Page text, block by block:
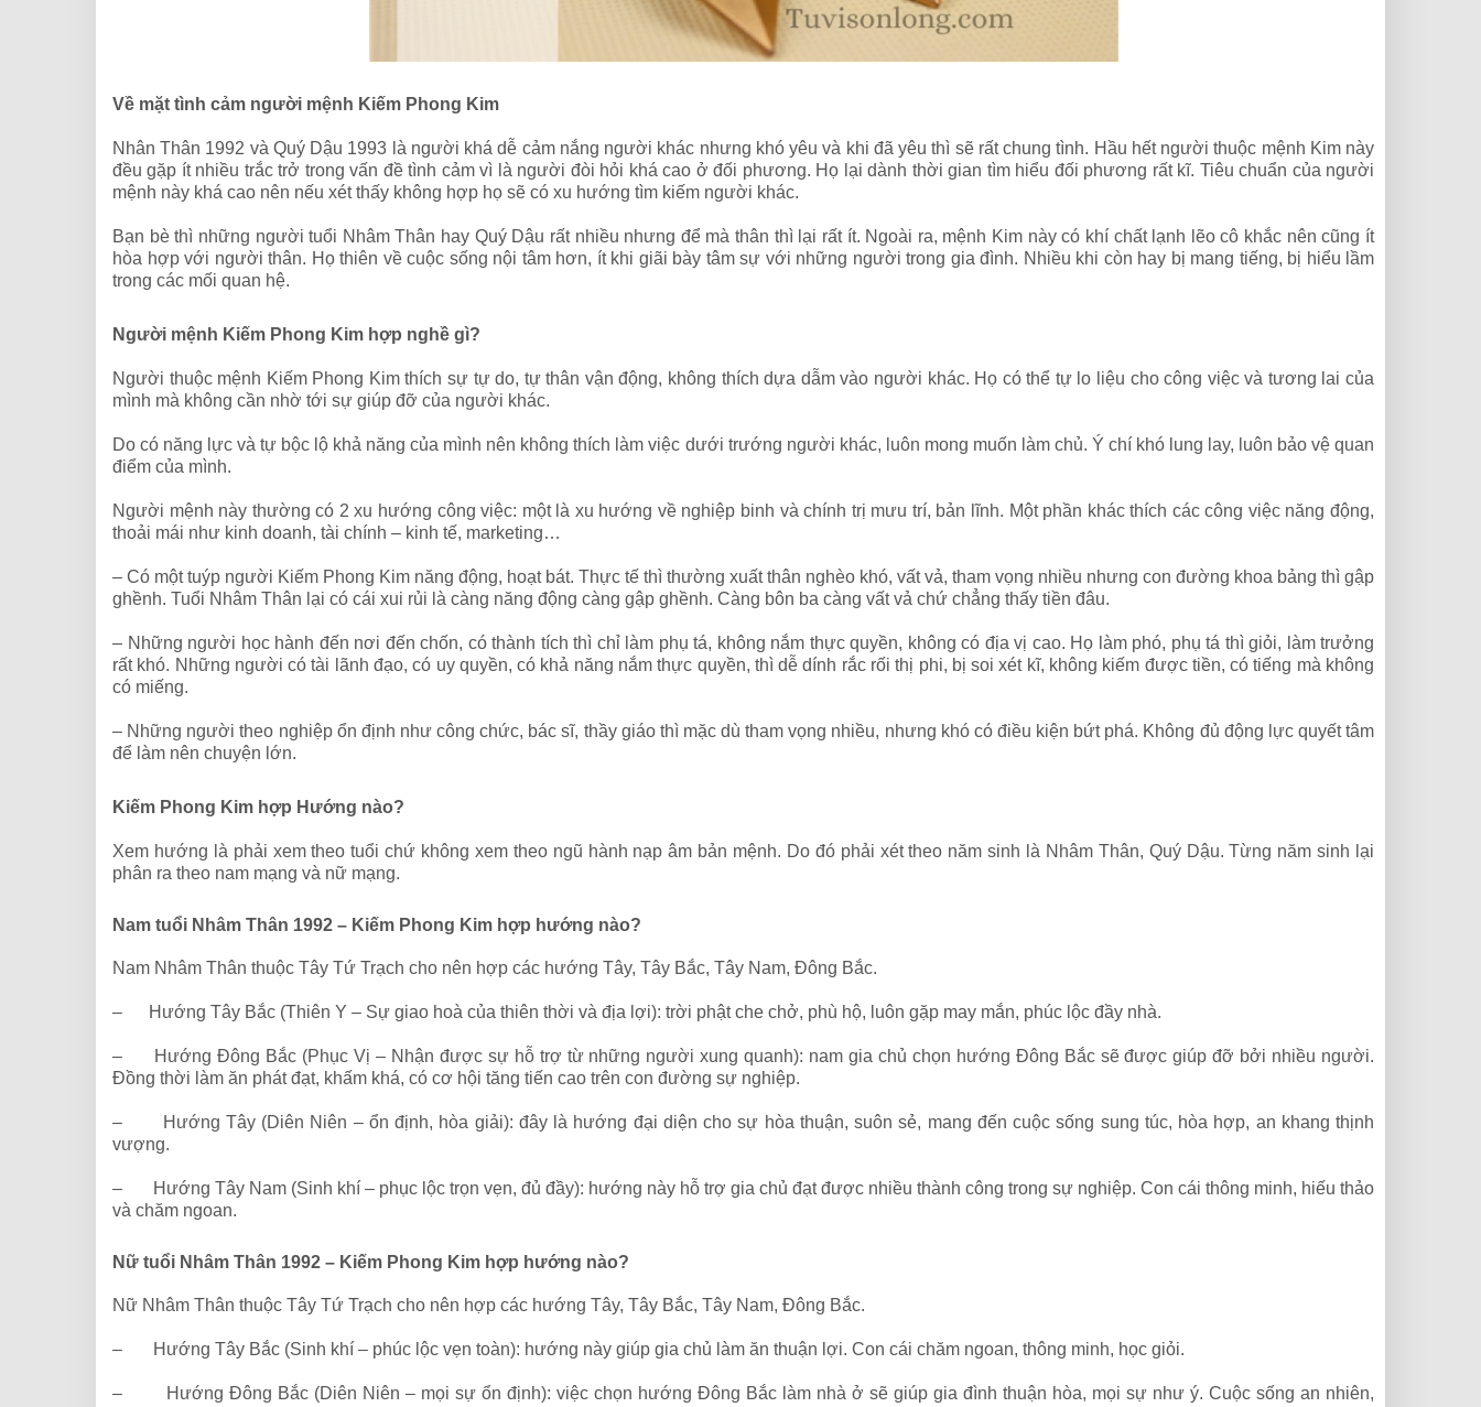
Về mặt tình cảm người mệnh Kiếm Phong Kim
Nhân Thân 1992 và Quý Dậu 1993 là người khá dễ cảm nắng người khác nhưng khó yêu và khi đã yêu thì sẽ rất chung tình. Hầu hết người thuộc mệnh Kim này
đều gặp ít nhiều trắc trở trong vấn đề tình cảm vì là người đòi hỏi khá cao ở đối phương. Họ lại dành thời gian tìm hiểu đối phương rất kĩ. Tiêu chuẩn của người
mệnh này khá cao nên nếu xét thấy không hợp họ sẽ có xu hướng tìm kiếm người khác.
Bạn bè thì những người tuổi Nhâm Thân hay Quý Dậu rất nhiều nhưng để mà thân thì lại rất ít. Ngoài ra, mệnh Kim này có khí chất lạnh lẽo cô khắc nên cũng ít
hòa hợp với người thân. Họ thiên về cuộc sống nội tâm hơn, ít khi giãi bày tâm sự với những người trong gia đình. Nhiều khi còn hay bị mang tiếng, bị hiểu lầm
trong các mối quan hệ.
Người mệnh Kiếm Phong Kim hợp nghề gì?
Người thuộc mệnh Kiếm Phong Kim thích sự tự do, tự thân vận động, không thích dựa dẫm vào người khác. Họ có thể tự lo liệu cho công việc và tương lai của
mình mà không cần nhờ tới sự giúp đỡ của người khác.
Do có năng lực và tự bộc lộ khả năng của mình nên không thích làm việc dưới trướng người khác, luôn mong muốn làm chủ. Ý chí khó lung lay, luôn bảo vệ quan
điểm của mình.
Người mệnh này thường có 2 xu hướng công việc: một là xu hướng về nghiệp binh và chính trị mưu trí, bản lĩnh. Một phần khác thích các công việc năng động,
thoải mái như kinh doanh, tài chính – kinh tế, marketing…
– Có một tuýp người Kiếm Phong Kim năng động, hoạt bát. Thực tế thì thường xuất thân nghèo khó, vất vả, tham vọng nhiều nhưng con đường khoa bảng thì gập
ghềnh. Tuổi Nhâm Thân lại có cái xui rủi là càng năng động càng gập ghềnh. Càng bôn ba càng vất vả chứ chẳng thấy tiền đâu.
– Những người học hành đến nơi đến chốn, có thành tích thì chỉ làm phụ tá, không nắm thực quyền, không có địa vị cao. Họ làm phó, phụ tá thì giỏi, làm trưởng
rất khó. Những người có tài lãnh đạo, có uy quyền, có khả năng nắm thực quyền, thì dễ dính rắc rối thị phi, bị soi xét kĩ, không kiếm được tiền, có tiếng mà không
có miếng.
– Những người theo nghiệp ổn định như công chức, bác sĩ, thầy giáo thì mặc dù tham vọng nhiều, nhưng khó có điều kiện bứt phá. Không đủ động lực quyết tâm
để làm nên chuyện lớn.
Kiếm Phong Kim hợp Hướng nào?
Xem hướng là phải xem theo tuổi chứ không xem theo ngũ hành nạp âm bản mệnh. Do đó phải xét theo năm sinh là Nhâm Thân, Quý Dậu. Từng năm sinh lại
phân ra theo nam mạng và nữ mạng.
Nam tuổi Nhâm Thân 1992 – Kiếm Phong Kim hợp hướng nào?
Nam Nhâm Thân thuộc Tây Tứ Trạch cho nên hợp các hướng Tây, Tây Bắc, Tây Nam, Đông Bắc.
– Hướng Tây Bắc (Thiên Y – Sự giao hoà của thiên thời và địa lợi): trời phật che chở, phù hộ, luôn gặp may mắn, phúc lộc đầy nhà.
– Hướng Đông Bắc (Phục Vị – Nhận được sự hỗ trợ từ những người xung quanh): nam gia chủ chọn hướng Đông Bắc sẽ được giúp đỡ bởi nhiều người.
Đồng thời làm ăn phát đạt, khấm khá, có cơ hội tăng tiến cao trên con đường sự nghiệp.
– Hướng Tây (Diên Niên – ổn định, hòa giải): đây là hướng đại diện cho sự hòa thuận, suôn sẻ, mang đến cuộc sống sung túc, hòa hợp, an khang thịnh
vượng.
– Hướng Tây Nam (Sinh khí – phục lộc trọn vẹn, đủ đầy): hướng này hỗ trợ gia chủ đạt được nhiều thành công trong sự nghiệp. Con cái thông minh, hiếu thảo
và chăm ngoan.
Nữ tuổi Nhâm Thân 1992 – Kiếm Phong Kim hợp hướng nào?
Nữ Nhâm Thân thuộc Tây Tứ Trạch cho nên hợp các hướng Tây, Tây Bắc, Tây Nam, Đông Bắc.
– Hướng Tây Bắc (Sinh khí – phúc lộc vẹn toàn): hướng này giúp gia chủ làm ăn thuận lợi. Con cái chăm ngoan, thông minh, học giỏi.
– Hướng Đông Bắc (Diên Niên – mọi sự ổn định): việc chọn hướng Đông Bắc làm nhà ở sẽ giúp gia đình thuận hòa, mọi sự như ý. Cuộc sống an nhiên,